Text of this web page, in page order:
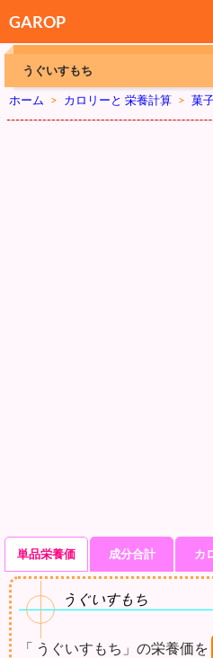
GAROP
うぐいすもち
ホーム > カロリーと 栄養計算 > 菓
単品栄養価 成分合計 カ
うぐいすもち
「 うぐいすもち」の栄養価を